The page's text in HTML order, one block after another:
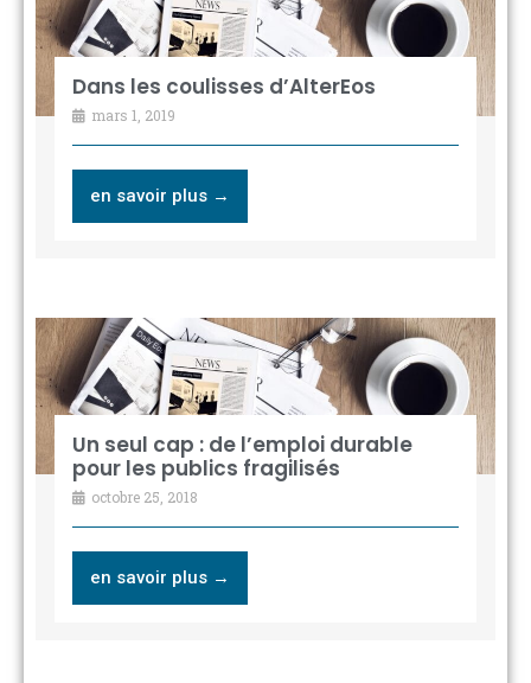
Dans les coulisses d’AlterEos
mars 1, 2019
en savoir plus →
Un seul cap : de l’emploi durable
pour les publics fragilisés
octobre 25, 2018
en savoir plus →